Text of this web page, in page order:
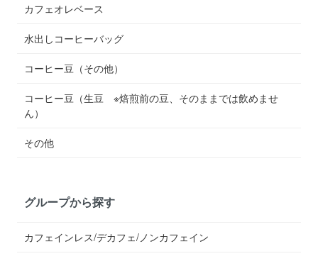
カフェオレベース
水出しコーヒーバッグ
コーヒー豆（その他）
コーヒー豆（生豆 ※焙煎前の豆、そのままでは飲めませ
ん）
その他
グループから探す
カフェインレス/デカフェ/ノンカフェイン